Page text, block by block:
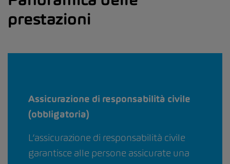
prestazioni
Assicurazione di responsabilità civile
(obbligatoria)
L’assicurazione di responsabilità civile
garantisce alle persone assicurate una